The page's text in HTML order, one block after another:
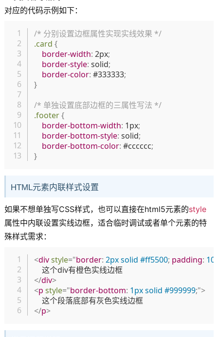
对应的代码示例如下：
/* 分别设置边框属性实现实线效果 */
.card {
border-width: 2px;
border-style: solid;
border-color: #333333;
}
/* 单独设置底部边框的三属性写法 */
.footer{
border-bottom-width: 1px;
border-bottom-style: solid;
border-bottom-color: #cccccc;
}
HTML元素内联样式设置
如果不想单独写CSS样式，也可以直接在html5元素的style
属性中内联设置实线边框，适合临时调试或者单个元素的特
殊样式需求：
<divstyle="border: 2px solid #ff5500; padding:
    这个div有橙色实线边框
</div>
<p style="border-bottom: 1px solid #999999;">
    这个段落底部有灰色实线边框
</p>
复制